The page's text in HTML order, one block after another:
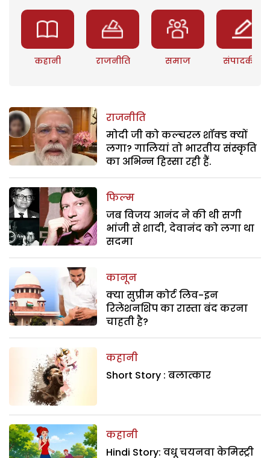
कहानी राजनीति समाज संपादकीय
राजनीति
मोदी जी को कल्चरल शॉक्ड क्यों
लगा? गालियां तो भारतीय संस्कृति
का अभिन्न हिस्सा रही हैं.
फिल्म
जब विजय आनंद ने की थी सगी
भांजी से शादी, देवानंद को लगा था
सदमा
कानून
क्या सुप्रीम कोर्ट लिव-इन
रिलेशनशिप का रास्ता बंद करना
चाहती है?
कहानी
Short Story : बलात्कार
कहानी
Hindi Story: वधू चयनवा केमिस्ट्री